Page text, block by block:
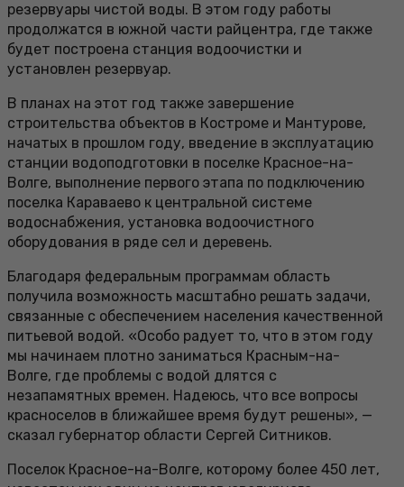
резервуары чистой воды. В этом году работы
продолжатся в южной части райцентра, где также
будет построена станция водоочистки и
установлен резервуар.
В планах на этот год также завершение
строительства объектов в Костроме и Мантурове,
начатых в прошлом году, введение в эксплуатацию
станции водоподготовки в поселке Красное-на-
Волге, выполнение первого этапа по подключению
поселка Караваево к центральной системе
водоснабжения, установка водоочистного
оборудования в ряде сел и деревень.
Благодаря федеральным программам область
получила возможность масштабно решать задачи,
связанные с обеспечением населения качественной
питьевой водой. «Особо радует то, что в этом году
мы начинаем плотно заниматься Красным-на-
Волге, где проблемы с водой длятся с
незапамятных времен. Надеюсь, что все вопросы
красноселов в ближайшее время будут решены», —
сказал губернатор области Сергей Ситников.
Поселок Красное-на-Волге, которому более 450 лет,